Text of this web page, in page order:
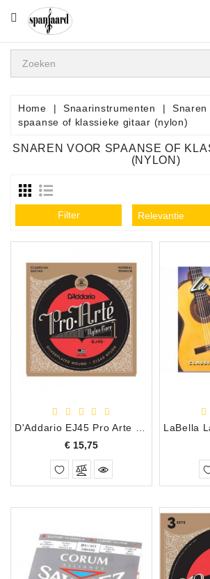
CATEGORIE
Home
In
De
Instrumenten
Pro
Audio
Apparatuur
Opname
Apparatuur
Slaginstrumenten
Microfoons
Celtic
Instruments
Shop
Home Snaarinstrumenten Snaren
spaanse of klassieke gitaar (nylon)
SNAREN VOOR SPAANSE OF
(NYLON)
Filter Relevantie
D'Addario EJ45 Pro Arte set snaren normal tension
€ 15,75Prijs